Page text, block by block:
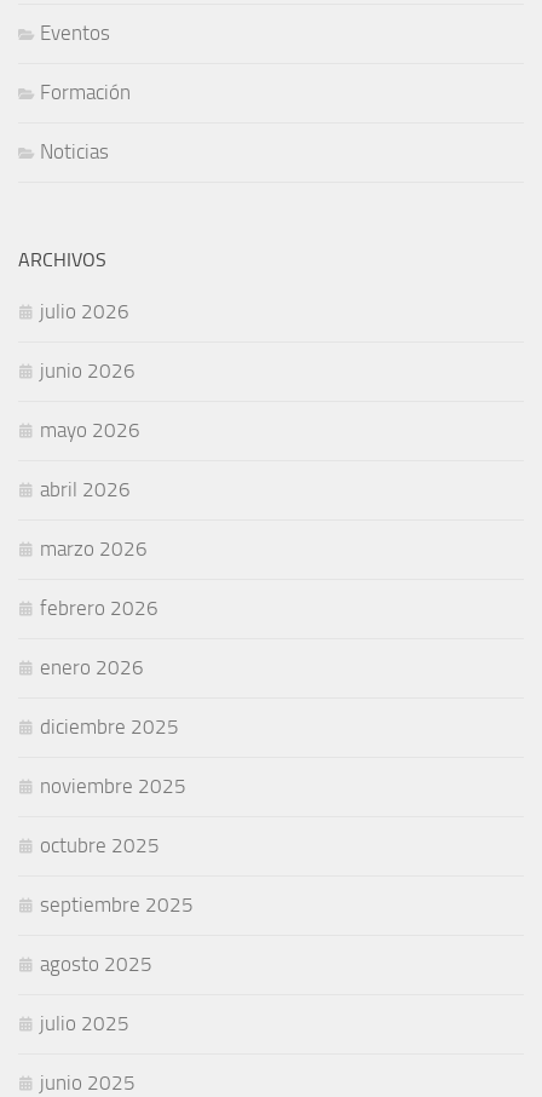
Eventos
Formación
Noticias
ARCHIVOS
julio 2026
junio 2026
mayo 2026
abril 2026
marzo 2026
febrero 2026
enero 2026
diciembre 2025
noviembre 2025
octubre 2025
septiembre 2025
agosto 2025
julio 2025
junio 2025